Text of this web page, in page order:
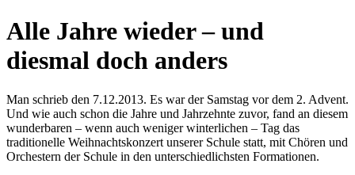
Alle Jahre wieder – und
diesmal doch anders
Man schrieb den 7.12.2013. Es war der Samstag vor dem 2. Advent.
Und wie auch schon die Jahre und Jahrzehnte zuvor, fand an diesem
wunderbaren – wenn auch weniger winterlichen – Tag das
traditionelle Weihnachtskonzert unserer Schule statt, mit Chören und
Orchestern der Schule in den unterschiedlichsten Formationen.